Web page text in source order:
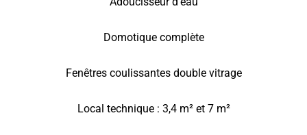
Domotique complète
Fenêtres coulissantes double vitrage
Local technique : 3,4 m² et 7 m²